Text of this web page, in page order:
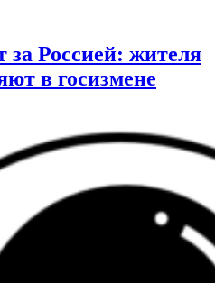
за Россией: жителя
в госизмене